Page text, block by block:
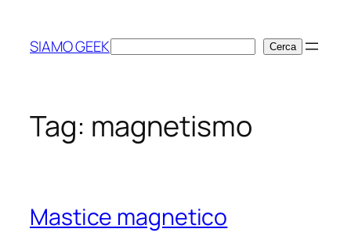
contenuto
SIAMO GEEKCerca Cerca
Tag: magnetismo
Mastice magnetico